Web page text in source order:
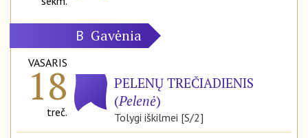
B Gavėnia
VASARIS
18
treč.
PELENŲ TREČIADIENIS
(Pelenė)
Tolygi iškilmei [S/2]